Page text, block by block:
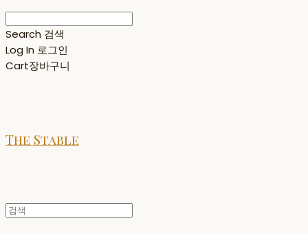
Search 검색
Log In 로그인
Cart장바구니
The Stable